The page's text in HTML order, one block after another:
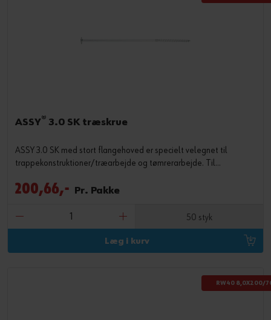
ASSY® 3.0 SK træskrue
ASSY 3.0 SK med stort flangehoved er specielt velegnet til
trappekonstruktioner/træarbejde og tømrerarbejde. Til
konstruktioner, konstruktion af træ- og passivhuse.
200,66,- Pr. Pakke
50 styk
Læg i kurv
RW40 8,0X200/